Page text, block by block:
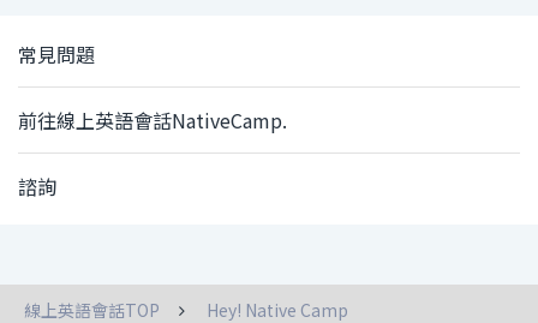
常見問題
前往線上英語會話NativeCamp.
諮詢
線上英語會話TOP
Hey! Native Camp